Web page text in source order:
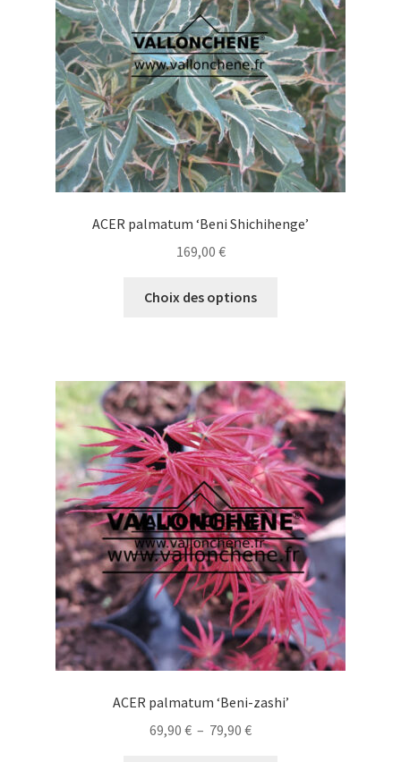
choisies
sur
la
page
du
produit
ACER palmatum ‘Beni Shichihenge’
169,00 €
Choix des options
variations.
Les
options
peuvent
être
choisies
sur
la
page
du
produit
ACER palmatum ‘Beni-zashi’
69,90 € – 79,90 €Plage